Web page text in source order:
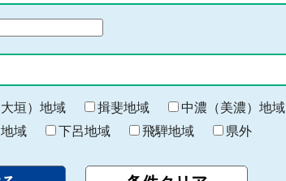
垣）地域 揖斐地域 中濃（美濃）地域
域 下呂地域 飛騨地域 県外